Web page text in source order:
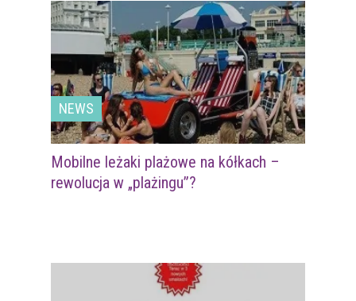
NEWS
Mobilne leżaki plażowe na kółkach –
rewolucja w „plażingu”?